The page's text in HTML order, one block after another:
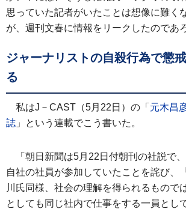
思っていた記者がいたことは想像に難く
が、週刊文春に情報をリークしたのであ
ジャーナリストの自殺行為で懲
る
私はJ－CAST（5月22日）の「 元木昌
誌 」という連載でこう書いた。
「朝日新聞は5月22日付朝刊の社説で
自社の社員が参加していたことを詫び、
川氏同様、社会の理解を得られるもので
としても同じ社内で仕事をする一員とし